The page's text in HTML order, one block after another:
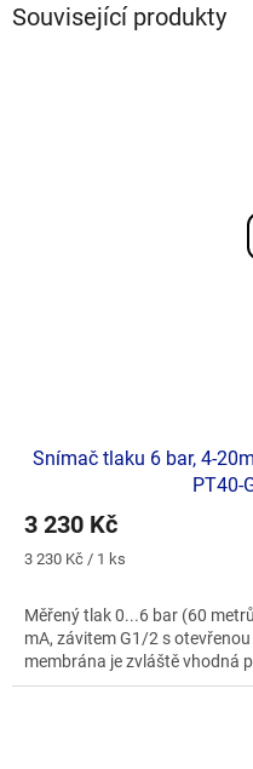
Související produkty
Snímač tlaku 6 bar, 4-
PT40-
3 230 Kč
Měrná
3 230 Kč / 1 ks
Měřený tlak 0...6 bar (60
mA, závitem G1/2 s
membrána je zvláště vhodná